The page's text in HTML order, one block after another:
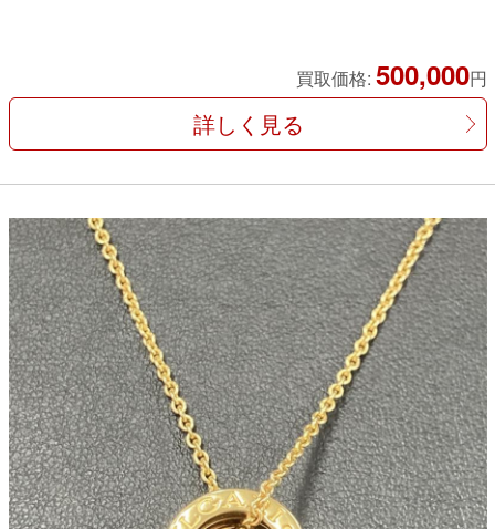
買取価格: 500,000円
詳しく見る